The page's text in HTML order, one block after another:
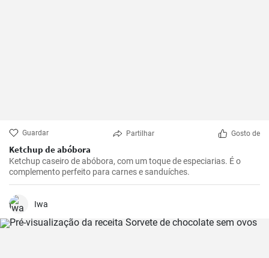
Guardar Partilhar Gosto de
Ketchup de abóbora
Ketchup caseiro de abóbora, com um toque de especiarias. É o
complemento perfeito para carnes e sanduíches.
Iwa